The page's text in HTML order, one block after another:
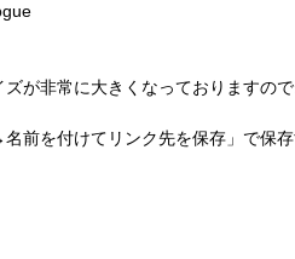
が非常に大きくなっておりますので
名前を付けてリンク先を保存」で保